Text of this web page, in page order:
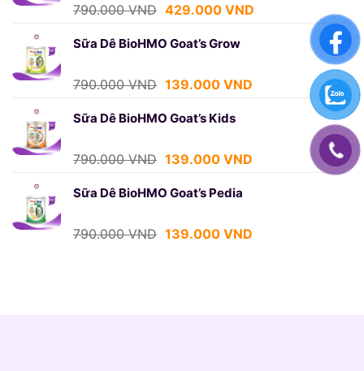
790.000VND Giá
là:
429.000 VNDGiá
429.000 VND.
Sữa Dê BioHMO Goat’s Grow
790.000VND Giá
là:
139.000 VNDGiá
139.000 VND.
Sữa Dê BioHMO Goat’s Kids
790.000VND Giá
là:
139.000 VNDGiá
Sữa Dê BioHMO Goat’s Pedia
790.000VND Giá
139.000 VNDGiá